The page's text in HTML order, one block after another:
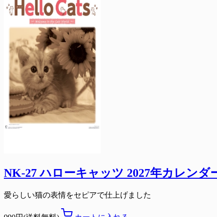
NK-27 ハローキャッツ 2027年カレンダ
愛らしい猫の表情をセピアで仕上げました